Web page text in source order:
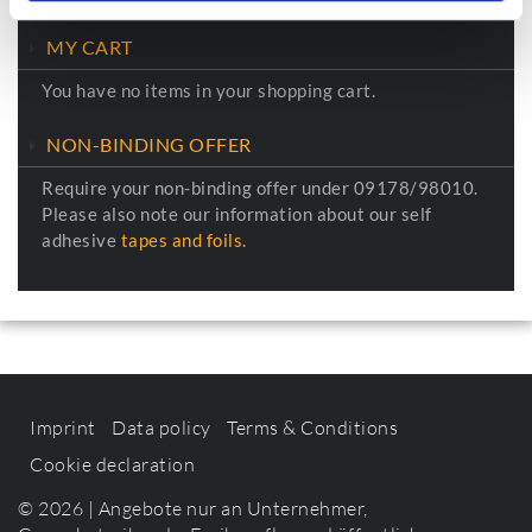
MY CART
You have no items in your shopping cart.
NON-BINDING OFFER
Require your non-binding offer under 09178/98010.
Please also note our information about our self
adhesive tapes and foils.
Imprint Data policy
Terms & Conditions
Cookie declaration
© 2026 | Angebote nur an Unternehmer,